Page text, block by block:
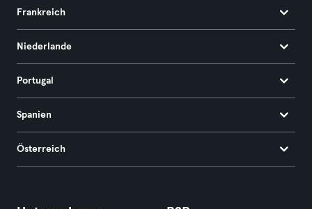
Frankreich
Niederlande
Portugal
Spanien
Österreich